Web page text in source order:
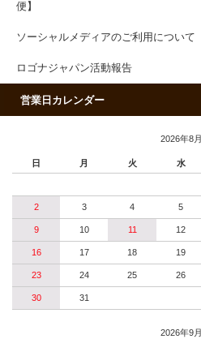
便】
ソーシャルメディアのご利用について
ロゴナジャパン活動報告
営業日カレンダー
2026年8月
日 月 火 水
2 3 4 5
9 10 11 12
16 17 18 19
23 24 25 26
30 31
2026年9月